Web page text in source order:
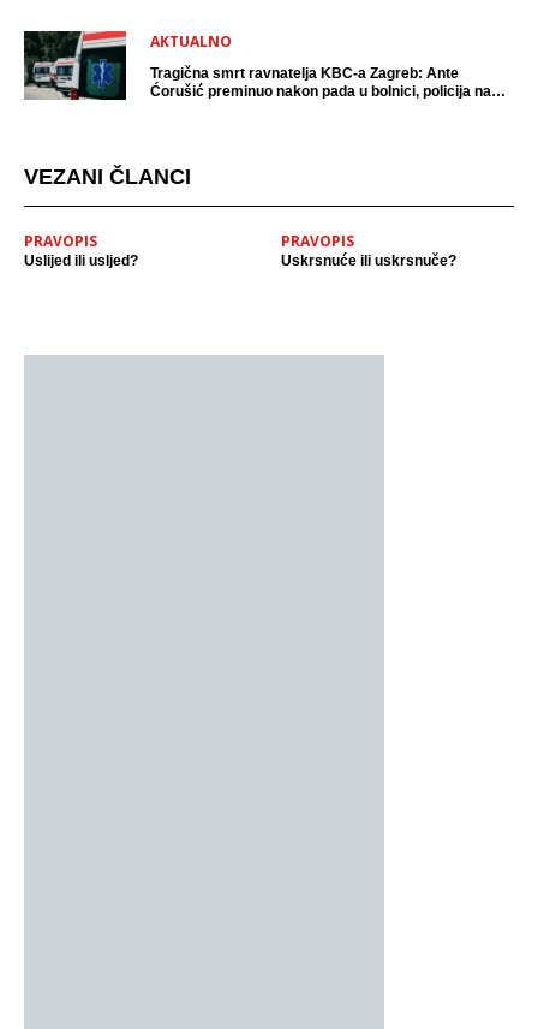
AKTUALNO
Tragična smrt ravnatelja KBC-a Zagreb: Ante
Ćorušić preminuo nakon pada u bolnici, policija na
VEZANI ČLANCI
PRAVOPIS
Uslijed ili usljed?
PRAVOPIS
Uskrsnuće ili uskrsnuče?